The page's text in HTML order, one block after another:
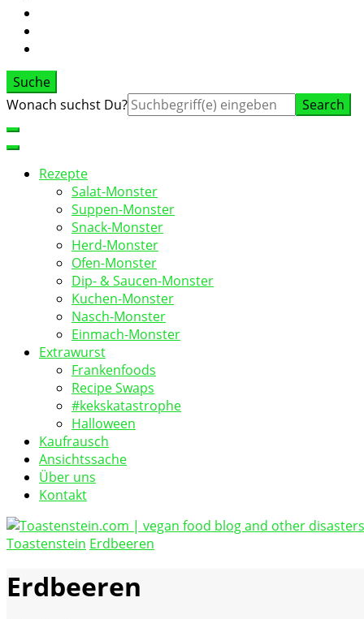
Suche
Suche
Wonach suchst Du?
Rezepte
Salat-Monster
Suppen-Monster
Snack-Monster
Herd-Monster
Ofen-Monster
Dip- & Saucen-Monster
Kuchen-Monster
Nasch-Monster
Einmach-Monster
Extrawurst
Frankenfoods
Recipe Swaps
#kekskatastrophe
Halloween
Kaufrausch
Ansichtssache
Über uns
Kontakt
Toastenstein.com
Toastenstein Erdbeeren
Erdbeeren